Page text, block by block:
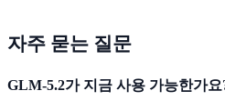
자주 묻는 질문
GLM-5.2가 지금 사용 가능한가요